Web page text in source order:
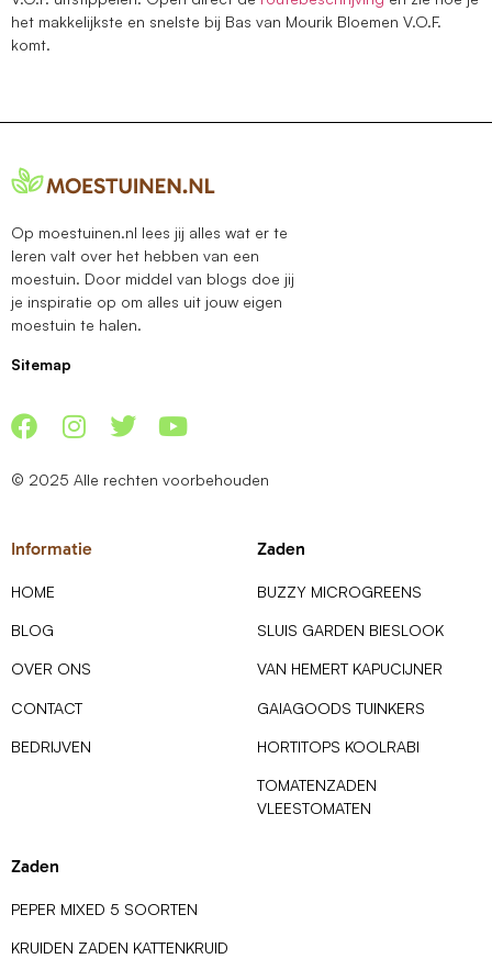
het makkelijkste en snelste bij Bas van Mourik Bloemen V.O.F.
komt.
Op moestuinen.nl lees jij alles wat er te
leren valt over het hebben van een
moestuin. Door middel van blogs doe jij
je inspiratie op om alles uit jouw eigen
moestuin te halen.
Sitemap
© 2025 Alle rechten voorbehouden
Informatie
HOME
BLOG
OVER ONS
CONTACT
BEDRIJVEN
Zaden
BUZZY MICROGREENS
SLUIS GARDEN BIESLOOK
VAN HEMERT KAPUCIJNER
GAIAGOODS TUINKERS
HORTITOPS KOOLRABI
TOMATENZADEN
VLEESTOMATEN
Zaden
PEPER MIXED 5 SOORTEN
KRUIDEN ZADEN KATTENKRUID